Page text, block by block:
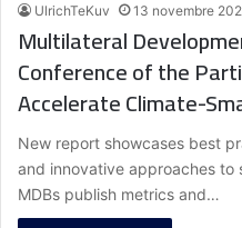
UlrichTeKuv 13 novembre
Multilateral
Conference of the
Accelerate Climate-
New report showcases best
and innovative approaches to
MDBs publish metrics and…